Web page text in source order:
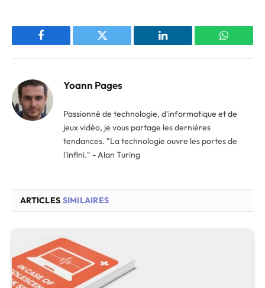
Facebook Twitter LinkedIn
Yoann Pages
Passionné de technologie, d'informatique et de
jeux vidéo, je vous partage les dernières
tendances. "La technologie ouvre les portes de
l'infini." - Alan Turing
ARTICLES SIMILAIRES